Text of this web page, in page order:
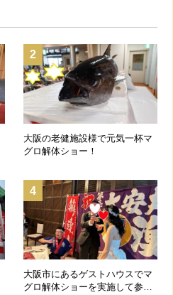
2
大阪の老健施設様で元気一杯マ
グロ解体ショー！
4
大阪市にあるゲストハウスでマ
グロ解体ショーを実施して参り